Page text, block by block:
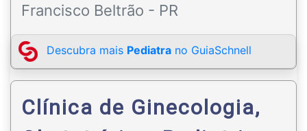
Francisco Beltrão - PR
Descubra mais Pediatra no GuiaSchnell
Clínica de Ginecologia,